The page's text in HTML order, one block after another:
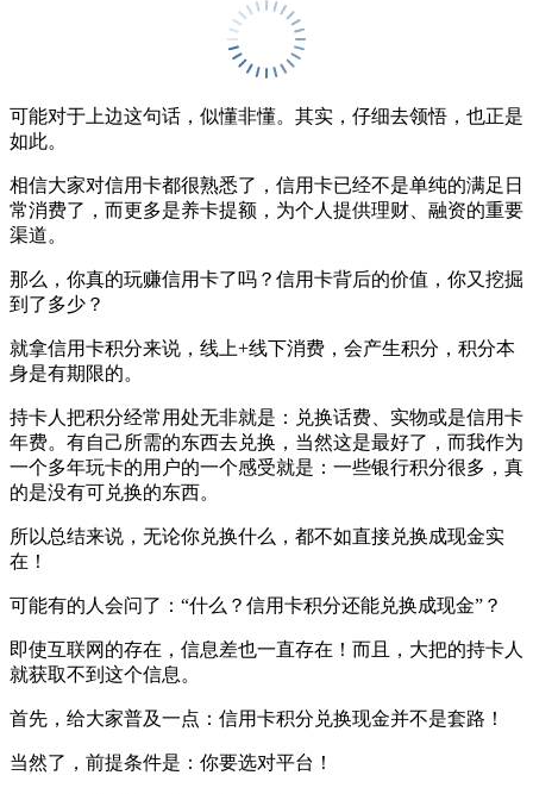
可能对于上边这句话，似懂非懂。其实，仔细去领悟，也正是
如此。
相信大家对信用卡都很熟悉了，信用卡已经不是单纯的满足日
常消费了，而更多是养卡提额，为个人提供理财、融资的重要
渠道。
那么，你真的玩赚信用卡了吗？信用卡背后的价值，你又挖掘
到了多少？
就拿信用卡积分来说，线上+线下消费，会产生积分，积分本
身是有期限的。
持卡人把积分经常用处无非就是：兑换话费、实物或是信用卡
年费。有自己所需的东西去兑换，当然这是最好了，而我作为
一个多年玩卡的用户的一个感受就是：一些银行积分很多，真
的是没有可兑换的东西。
所以总结来说，无论你兑换什么，都不如直接兑换成现金实
在！
可能有的人会问了：“什么？信用卡积分还能兑换成现金”？
即使互联网的存在，信息差也一直存在！而且，大把的持卡人
就获取不到这个信息。
首先，给大家普及一点：信用卡积分兑换现金并不是套路！
当然了，前提条件是：你要选对平台！